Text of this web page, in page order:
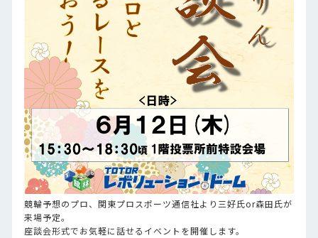
競輪予想のプロ、関東プロスポーツ通信社より三好氏or森田氏が
来場予定。
座談会形式でお気軽に話せるイベントを開催します。